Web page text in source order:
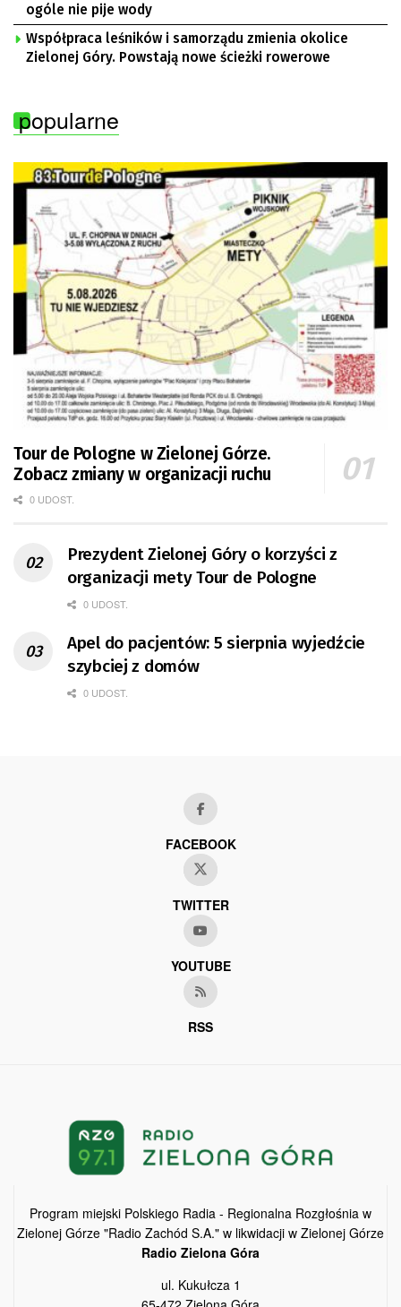
ogóle nie pije wody
Współpraca leśników i samorządu zmienia okolice
Zielonej Góry. Powstają nowe ścieżki rowerowe
popularne
Tour de Pologne w Zielonej Górze.
Zobacz zmiany w organizacji ruchu
0 UDOST.
Prezydent Zielonej Góry o korzyści z
organizacji mety Tour de Pologne
0 UDOST.
Apel do pacjentów: 5 sierpnia wyjedźcie
szybciej z domów
0 UDOST.
FACEBOOK
TWITTER
YOUTUBE
RSS
Program miejski Polskiego Radia - Regionalna Rozgłośnia w
Zielonej Górze "Radio Zachód S.A." w likwidacji w Zielonej Górze
Radio Zielona Góra
ul. Kukułcza 1